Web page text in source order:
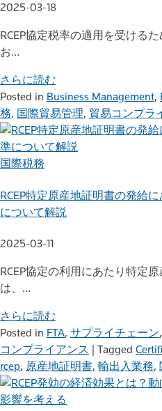
2025-03-18
RCEP協定税率の適用を受ける
お…
さらに読む
Posted in Business Management,
務, 国際貿易管理, 貿易コンプラ
国際税務
RCEP特定原産地証明書の発給
について解説
2025-03-11
RCEP協定の利用にあたり特定
は、…
さらに読む
Posted in FTA, サプライチェーン,
コンプライアンス | Tagged
rcep, 原産地証明書, 輸出入業務,